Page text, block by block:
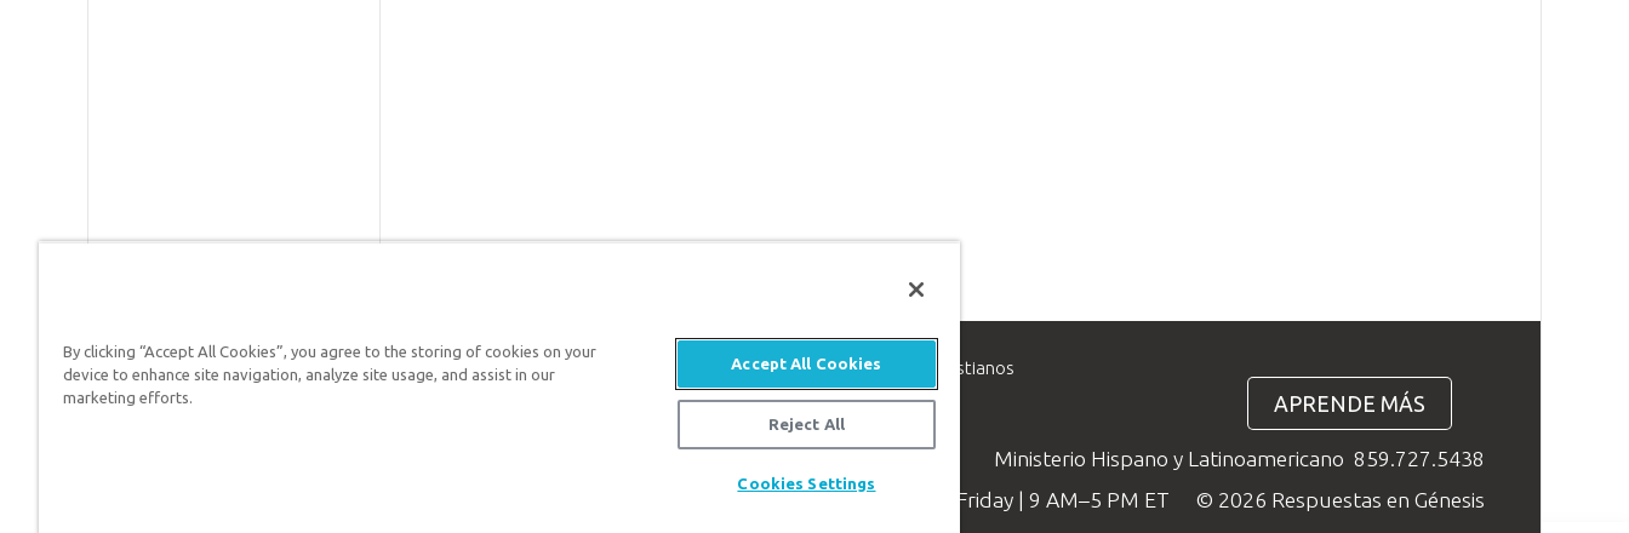
Respuestas en Génesis es un ministerio de apologética, dedicado a ayudar a los cristianos
defender su fe y proclamar el evangelio de Jesucristo.
APRENDE MÁS
Ministerio Hispano y Latinoamericano 859.727.5438
Available Monday–Friday | 9 AM–5 PM ET
© 2026 Respuestas en Génesis
By clicking “Accept All Cookies”, you agree to the storing of cookies on your
device to enhance site navigation, analyze site usage, and assist in our
marketing efforts.
Accept All Cookies
Reject All
Cookies Settings